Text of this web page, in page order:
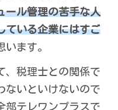
ール管理の苦手な人
ている企業にはすご
います。
、税理士との関係で
ないといけないので
部テレワンプラスで